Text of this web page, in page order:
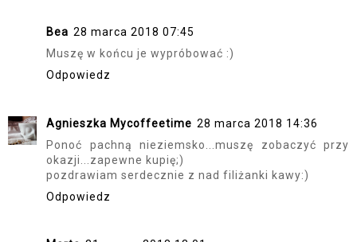
Bea 28 marca 2018 07:45
Muszę w końcu je wypróbować :)
Odpowiedz
Agnieszka Mycoffeetime 28 marca 2018 14:36
Ponoć pachną nieziemsko...muszę zobaczyć przy
okazji...zapewne kupię;)
pozdrawiam serdecznie z nad filiżanki kawy:)
Odpowiedz